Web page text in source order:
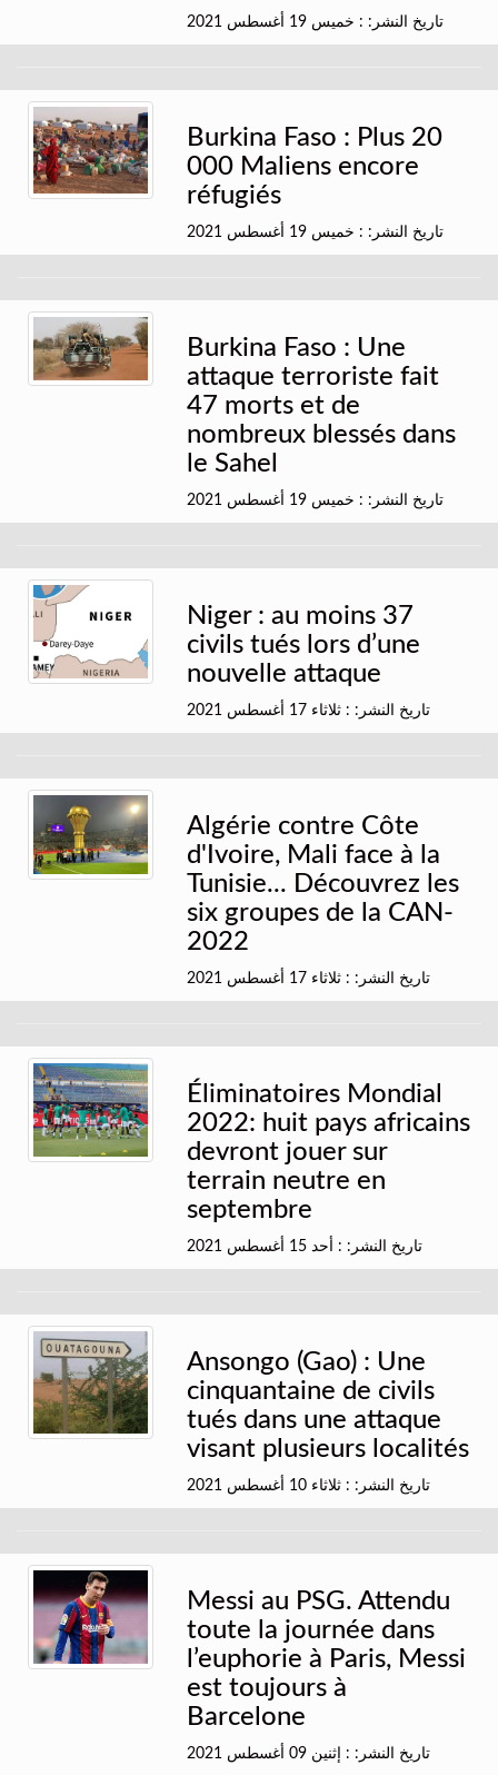
تاريخ النشر: : خميس 19 أغسطس 2021
Burkina Faso : Plus 20
000 Maliens encore
réfugiés
تاريخ النشر: : خميس 19 أغسطس 2021
Burkina Faso : Une
attaque terroriste fait
47 morts et de
nombreux blessés dans
le Sahel
تاريخ النشر: : خميس 19 أغسطس 2021
Niger : au moins 37
civils tués lors d’une
nouvelle attaque
تاريخ النشر: : ثلاثاء 17 أغسطس 2021
Algérie contre Côte
d'Ivoire, Mali face à la
Tunisie... Découvrez les
six groupes de la CAN-
2022
تاريخ النشر: : ثلاثاء 17 أغسطس 2021
Éliminatoires Mondial
2022: huit pays africains
devront jouer sur
terrain neutre en
septembre
تاريخ النشر: : أحد 15 أغسطس 2021
Ansongo (Gao) : Une
cinquantaine de civils
tués dans une attaque
visant plusieurs localités
تاريخ النشر: : ثلاثاء 10 أغسطس 2021
Messi au PSG. Attendu
toute la journée dans
l’euphorie à Paris, Messi
est toujours à
Barcelone
تاريخ النشر: : إثنين 09 أغسطس 2021